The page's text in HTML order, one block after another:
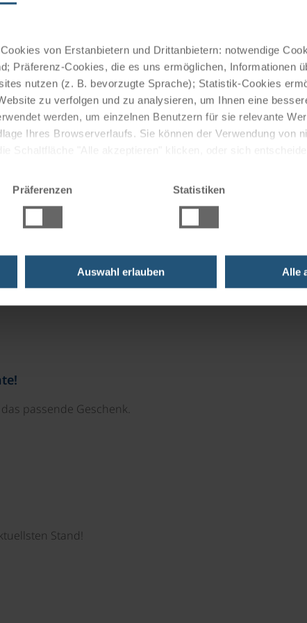
von Erstanbietern und Drittanbietern: notwendige
Präferenz-Cookies, die es uns ermöglichen, Informationen
nutzen (z. B. bevorzugte Sprache); Statistik-Cookies
zu verfolgen und zu analysieren, um Ihnen eine
werden, um einzelnen Benutzern für sie relevante
Ihres Browserverlaufs. Sie können der Verwendung von
Präferenzen Statistiken
Auswahl erlauben Alle
Reisen,
Endorf,
Ludwig
passende Geschenk.
Stand!